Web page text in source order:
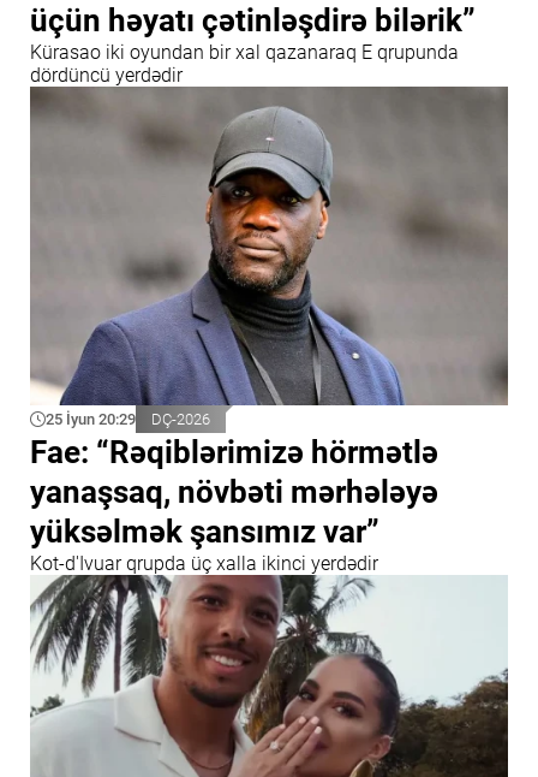
üçün həyatı çətinləşdirə bilərik”
Kürasao iki oyundan bir xal qazanaraq E qrupunda
dördüncü yerdədir
25 İyun 20:29 DÇ-2026
Fae: “Rəqiblərimizə hörmətlə
yanaşsaq, növbəti mərhələyə
yüksəlmək şansımız var”
Kot-d'Ivuar qrupda üç xalla ikinci yerdədir